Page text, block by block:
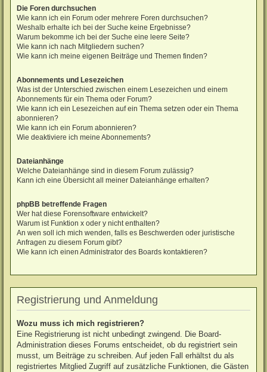
Die Foren durchsuchen
Wie kann ich ein Forum oder mehrere Foren durchsuchen?
Weshalb erhalte ich bei der Suche keine Ergebnisse?
Warum bekomme ich bei der Suche eine leere Seite?
Wie kann ich nach Mitgliedern suchen?
Wie kann ich meine eigenen Beiträge und Themen finden?
Abonnements und Lesezeichen
Was ist der Unterschied zwischen einem Lesezeichen und einem
Abonnements für ein Thema oder Forum?
Wie kann ich ein Lesezeichen auf ein Thema setzen oder ein Thema
abonnieren?
Wie kann ich ein Forum abonnieren?
Wie deaktiviere ich meine Abonnements?
Dateianhänge
Welche Dateianhänge sind in diesem Forum zulässig?
Kann ich eine Übersicht all meiner Dateianhänge erhalten?
phpBB betreffende Fragen
Wer hat diese Forensoftware entwickelt?
Warum ist Funktion x oder y nicht enthalten?
An wen soll ich mich wenden, falls es Beschwerden oder juristische
Anfragen zu diesem Forum gibt?
Wie kann ich einen Administrator des Boards kontaktieren?
Registrierung und Anmeldung
Wozu muss ich mich registrieren?
Eine Registrierung ist nicht unbedingt zwingend. Die Board-
Administration dieses Forums entscheidet, ob du registriert sein
musst, um Beiträge zu schreiben. Auf jeden Fall erhältst du als
registriertes Mitglied Zugriff auf zusätzliche Funktionen, die Gästen